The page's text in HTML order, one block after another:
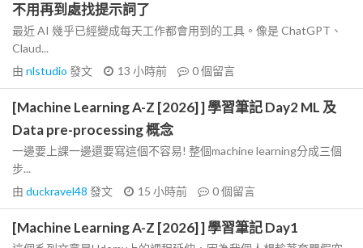
不用再到處找提示詞了
最近 AI 幾乎已經變成每天工作都會用到的工具。像是 ChatGPT、
Claud...
由 nlstudio 發文 13 小時前 0個留言
[Machine Learning A-Z [2026] ] 學習筆記 Day2 ML 及
Data pre-processing 概念
一邊要上課一邊還要寫這個不容易! 整個machine learning分成三個
步...
由 duckravel48 發文 15 小時前 0個留言
[Machine Learning A-Z [2026] ] 學習筆記 Day1